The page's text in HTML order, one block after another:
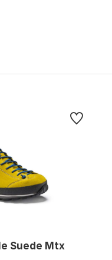
Suede Mtx